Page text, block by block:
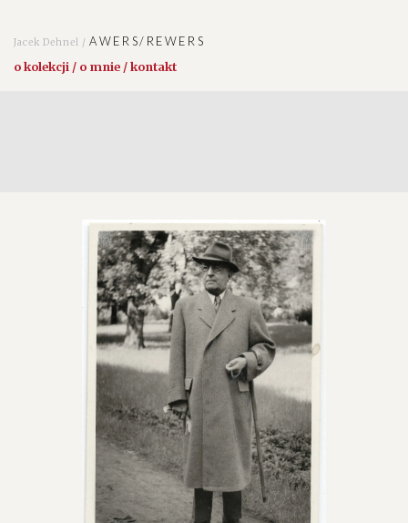
Jacek Dehnel /AWERS/REWERS
o kolekcji / o mnie / kontakt